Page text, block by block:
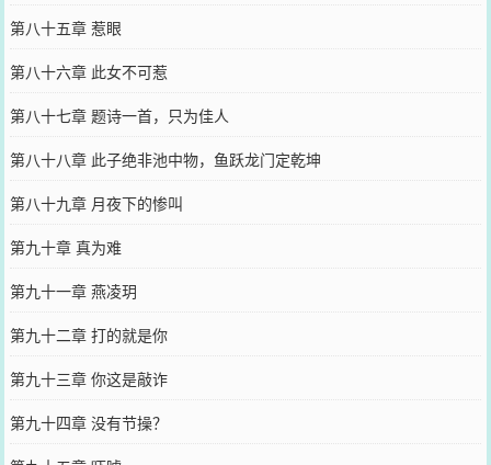
第八十五章 惹眼
第八十六章 此女不可惹
第八十七章 题诗一首，只为佳人
第八十八章 此子绝非池中物，鱼跃龙门定乾坤
第八十九章 月夜下的惨叫
第九十章 真为难
第九十一章 燕凌玥
第九十二章 打的就是你
第九十三章 你这是敲诈
第九十四章 没有节操？